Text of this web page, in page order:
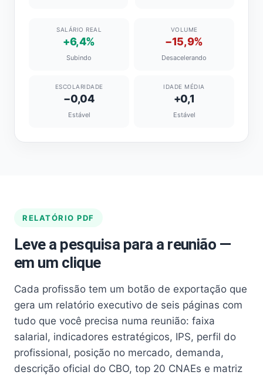
SALÁRIO REAL
+6,4%
Subindo
VOLUME
−15,9%
Desacelerando
ESCOLARIDADE
−0,04
Estável
IDADE MÉDIA
+0,1
Estável
RELATÓRIO PDF
Leve a pesquisa para a reunião —
em um clique
Cada profissão tem um botão de exportação que
gera um relatório executivo de seis páginas com
tudo que você precisa numa reunião: faixa
salarial, indicadores estratégicos, IPS, perfil do
profissional, posição no mercado, demanda,
descrição oficial do CBO, top 20 CNAEs e matriz